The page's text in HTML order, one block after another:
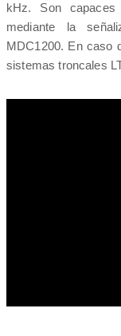
kHz. Son capaces
mediante la
MDC1200. En caso
sistemas troncales